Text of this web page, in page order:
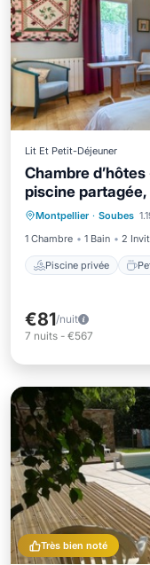
Lit Et Petit-Déjeuner
Chambre
piscine
Montpellier · Soubes
1 Chambre
1 Bain 2
Piscine privée
Piscine
Parking
€81/nuit
7 nuits - €567
Très bien noté